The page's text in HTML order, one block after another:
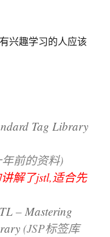
兴趣学习的人应该
Tag Library
前的资料)
解了jstl,适合先
– Mastering
(JSP标签库